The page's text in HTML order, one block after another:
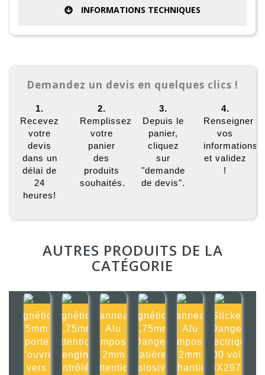
INFORMATIONS TECHNIQUES
Demandez un devis en quelques clics !
1.
Recevez
votre
devis
dans un
délai de
24
heures!
2.
Remplissez
votre
panier
des
produits
souhaités.
3.
Depuis le
panier,
cliquez
sur
"demande
de devis".
4.
Renseigner
vos
informations
et validez
!
AUTRES PRODUITS DE LA
CATÉGORIE
Magnétique
0,75mm La
porte
s'ouvre
vers
Magnétique
0,75mm
Attention
engin
contrôlé à
Panneau
Alu
composite
2mm
Attention
Magnétique
0,75mm
Danger
matières
explosives
Panneau
Alu
composite
2mm
Chantier
Sticker
Danger
électrique
400 volts
105X297mm